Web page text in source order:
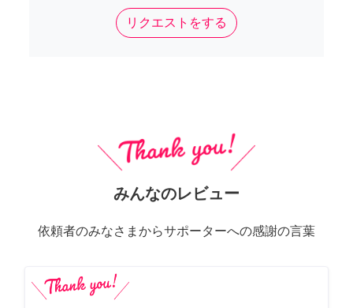
リクエストをする
みんなのレビュー
依頼者のみなさまからサポーターへの感謝の言葉